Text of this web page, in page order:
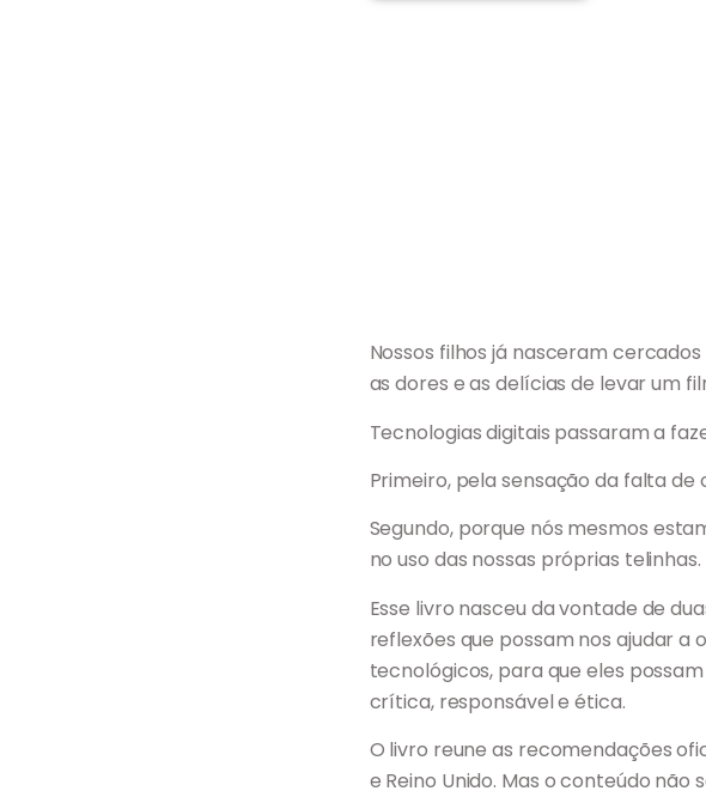
Nossos filhos já nasceram
as dores e as delícias de levar um
Tecnologias digitais passaram a
Primeiro, pela sensação da falta
Segundo, porque nós mesmos
no uso das nossas próprias telinhas.
Esse livro nasceu da vontade de
reflexões que possam nos ajudar a
tecnológicos, para que eles
crítica, responsável e ética.
O livro reune as recomendações
e Reino Unido. Mas o conteúdo não